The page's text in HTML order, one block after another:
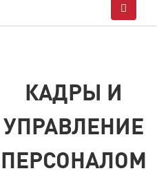
КАДРЫ И
УПРАВЛЕНИЕ
ПЕРСОНАЛОМ